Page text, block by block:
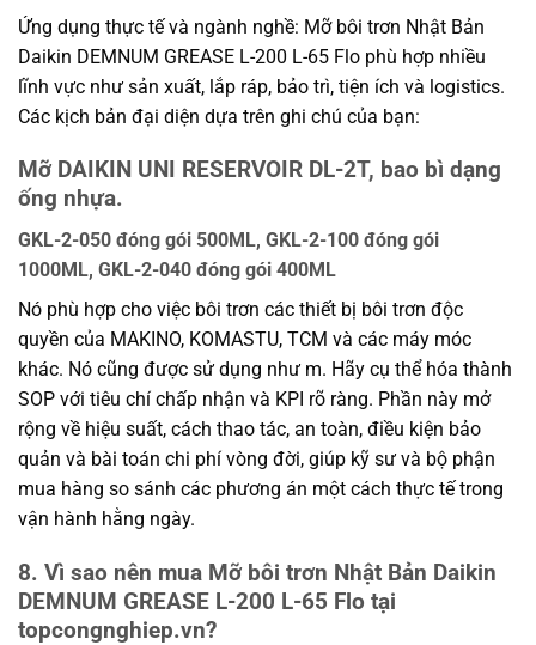
Ứng dụng thực tế và ngành nghề: Mỡ bôi trơn Nhật Bản
Daikin DEMNUM GREASE L-200 L-65 Flo phù hợp nhiều
lĩnh vực như sản xuất, lắp ráp, bảo trì, tiện ích và logistics.
Các kịch bản đại diện dựa trên ghi chú của bạn:
Mỡ DAIKIN UNI RESERVOIR DL-2T, bao bì dạng
ống nhựa.
GKL-2-050 đóng gói 500ML, GKL-2-100 đóng gói
1000ML, GKL-2-040 đóng gói 400ML
Nó phù hợp cho việc bôi trơn các thiết bị bôi trơn độc
quyền của MAKINO, KOMASTU, TCM và các máy móc
khác. Nó cũng được sử dụng như m. Hãy cụ thể hóa thành
SOP với tiêu chí chấp nhận và KPI rõ ràng. Phần này mở
rộng về hiệu suất, cách thao tác, an toàn, điều kiện bảo
quản và bài toán chi phí vòng đời, giúp kỹ sư và bộ phận
mua hàng so sánh các phương án một cách thực tế trong
vận hành hằng ngày.
8. Vì sao nên mua Mỡ bôi trơn Nhật Bản Daikin
DEMNUM GREASE L-200 L-65 Flo tại
topcongnghiep.vn?